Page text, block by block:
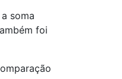
soma
foi